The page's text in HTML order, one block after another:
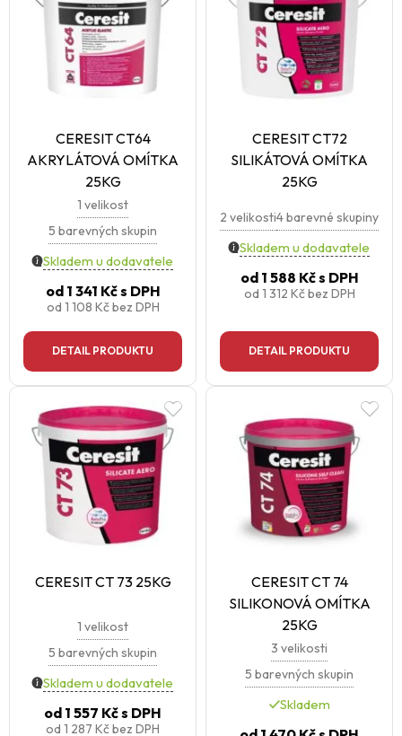
CERESIT CT64
AKRYLÁTOVÁ OMÍTKA
25KG
1 velikost
5 barevných skupin
Skladem u dodavatele
od1 341 Kčs DPH
od 1 108 Kčbez DPH
DETAIL PRODUKTU
CERESIT CT72
SILIKÁTOVÁ OMÍTKA
25KG
2 velikosti4 barevné skupiny
Skladem u dodavatele
od1 588 Kčs DPH
od 1 312 Kčbez DPH
DETAIL PRODUKTU
CERESIT CT 73 25KG
1 velikost
5 barevných skupin
Skladem u dodavatele
od 1 557 Kčs DPH
od 1 287 Kčbez DPH
CERESIT CT 74
SILIKONOVÁ OMÍTKA
25KG
3 velikosti
5 barevných skupin
Skladem